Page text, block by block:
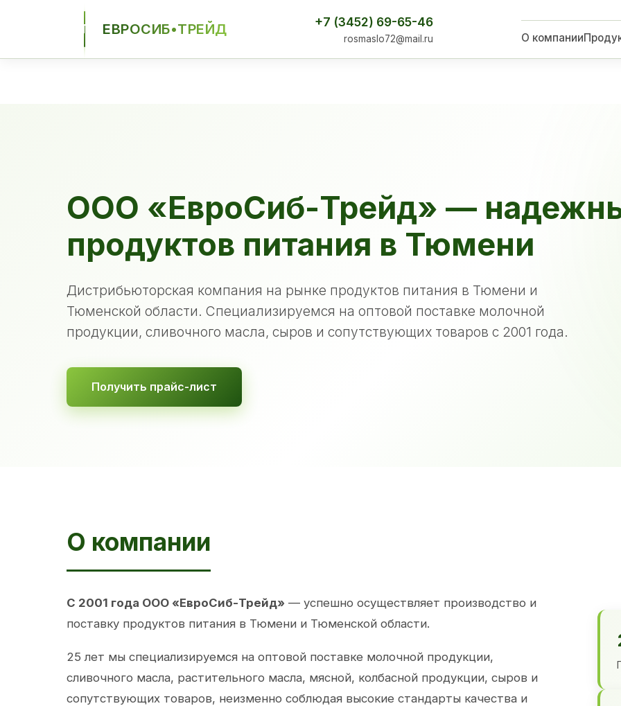
ЕСТ ЕВРОСИБ•ТРЕЙД +7 (3452) 69-65-46
rosmaslo72@mail.ru О компании
ООО «ЕвроСиб-Трейд» —
продуктов питания в Тюмени
Дистрибьюторская компания на рынке продуктов питания в Тюмени и
Тюменской области. Специализируемся на оптовой поставке молочной
продукции, сливочного масла, сыров и сопутствующих товаров с 2001 года.
Получить прайс-лист
О компании
С 2001 года ООО «ЕвроСиб-Трейд» — успешно осуществляет производство и
поставку продуктов питания в Тюмени и Тюменской области.
25 лет мы специализируемся на оптовой поставке молочной продукции,
сливочного масла, растительного масла, мясной, колбасной продукции, сыров и
сопутствующих товаров, неизменно соблюдая высокие стандарты качества и